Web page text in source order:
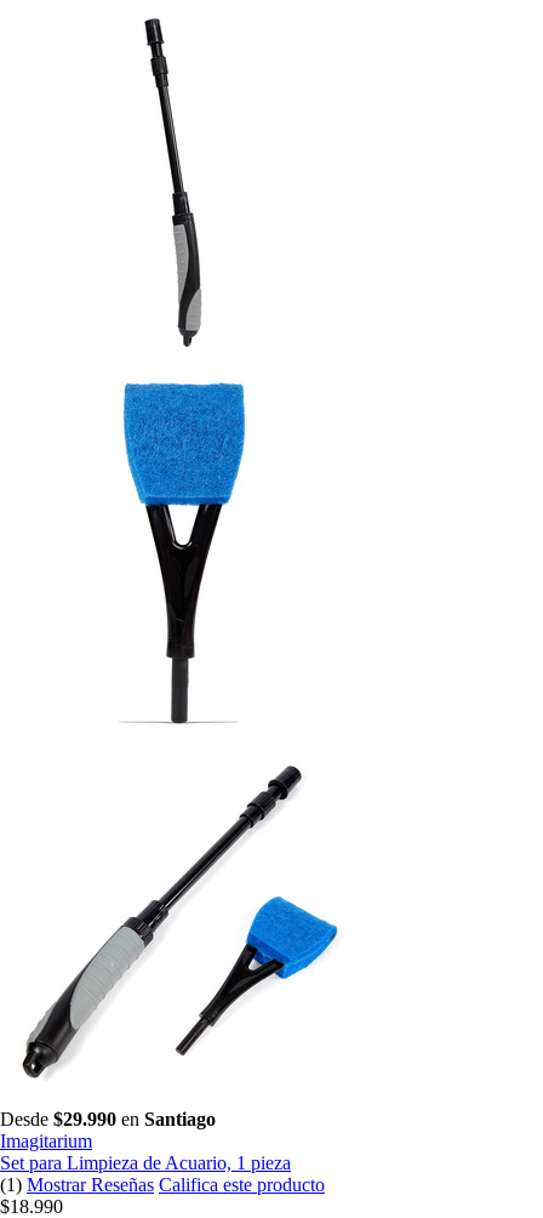
Desde $29.990 en Santiago
Imagitarium
Set para Limpieza de Acuario, 1 pieza
(1) Mostrar Reseñas Califica este producto
$18.990